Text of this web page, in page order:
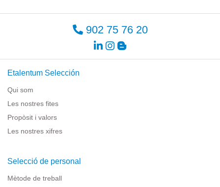
902 75 76 20
Etalentum Selección
Qui som
Les nostres fites
Propòsit i valors
Les nostres xifres
Selecció de personal
Mètode de treball